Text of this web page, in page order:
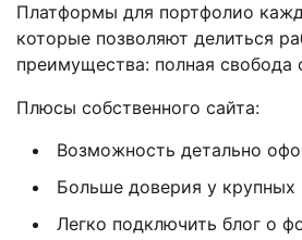
Платформы для портфолио
которые позволяют делиться
преимущества: полная свобода
Плюсы собственного сайта:
Возможность детально
Больше доверия у крупных
Легко подключить блог о